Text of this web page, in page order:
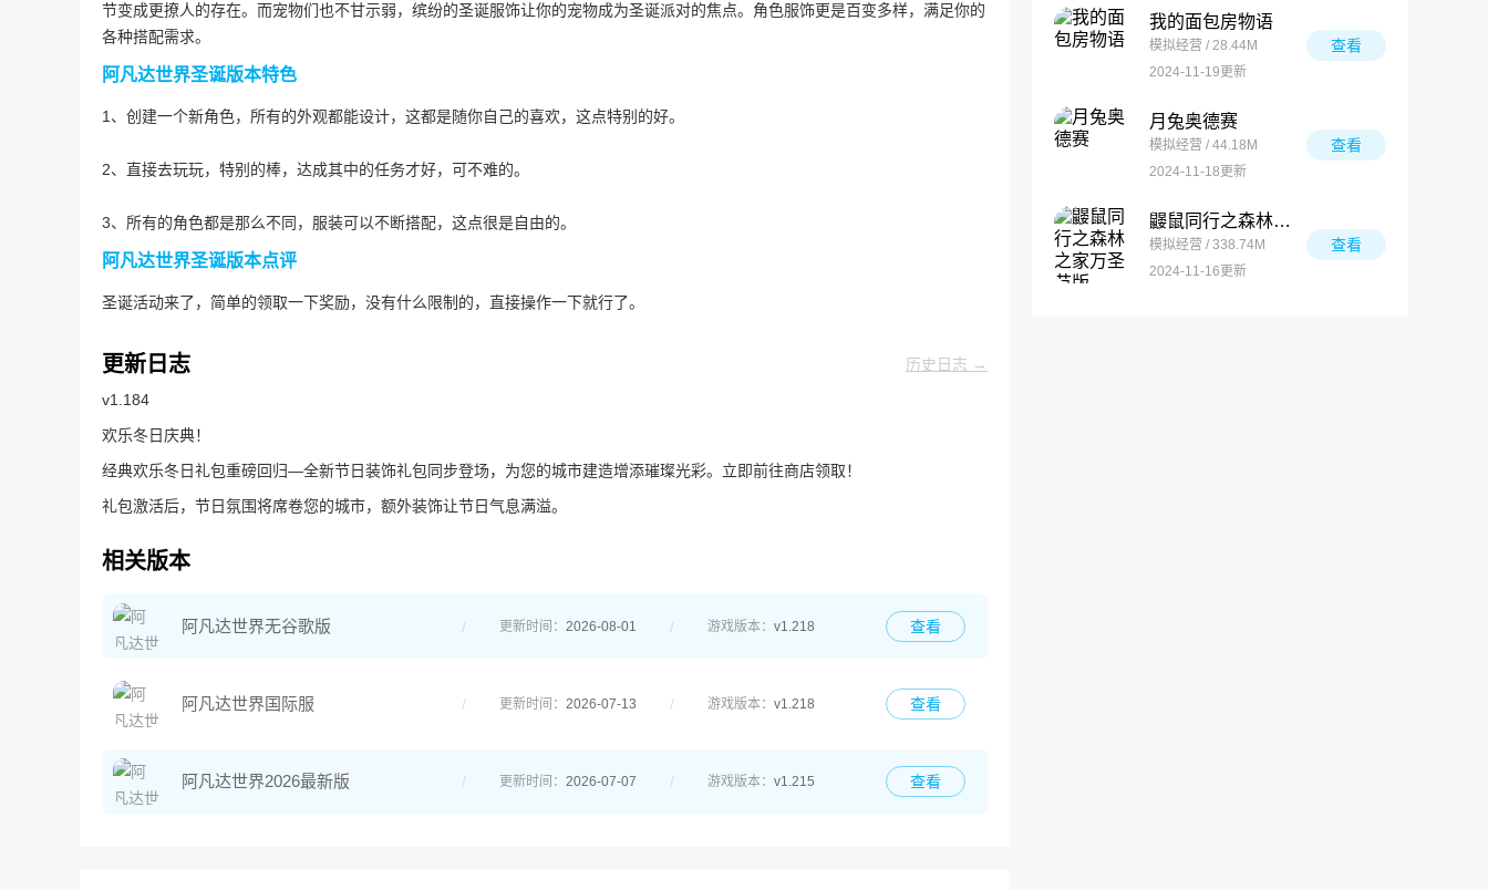
节变成更撩人的存在。而宠物们也不甘示弱，缤纷的圣诞服饰让你的宠物成为圣诞派对的焦点。角色服饰更是百变多样，满足你的
各种搭配需求。
阿凡达世界圣诞版本特色
1、创建一个新角色，所有的外观都能设计，这都是随你自己的喜欢，这点特别的好。
2、直接去玩玩，特别的棒，达成其中的任务才好，可不难的。
3、所有的角色都是那么不同，服装可以不断搭配，这点很是自由的。
阿凡达世界圣诞版本点评
圣诞活动来了，简单的领取一下奖励，没有什么限制的，直接操作一下就行了。
更新日志
历史日志 →
v1.184
欢乐冬日庆典！
经典欢乐冬日礼包重磅回归—全新节日装饰礼包同步登场，为您的城市建造增添璀璨光彩。立即前往商店领取！
礼包激活后，节日氛围将席卷您的城市，额外装饰让节日气息满溢。
相关版本
阿凡达世界无谷歌版 更新时间： 2026-08-01 游戏版本： v1.218 查看
阿凡达世界国际服 更新时间： 2026-07-13 游戏版本： v1.218 查看
阿凡达世界2026最新版 更新时间： 2026-07-07 游戏版本： v1.215 查看
我的面包房物语
模拟经营 / 28.44M
2024-11-19更新
查看
月兔奥德赛
模拟经营 / 44.18M
2024-11-18更新
查看
鼹鼠同行之森林之家万圣节版
模拟经营 / 338.74M
2024-11-16更新
查看